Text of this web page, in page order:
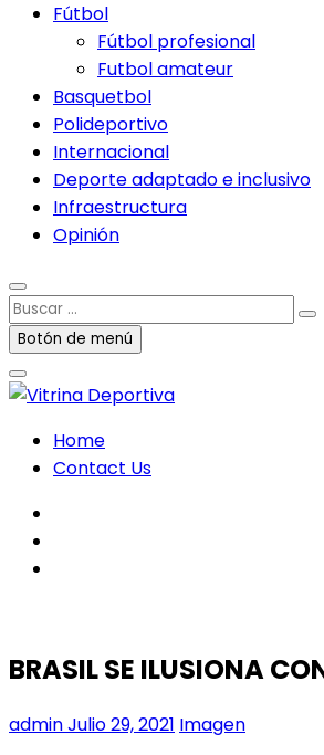
Fútbol
Fútbol profesional
Futbol amateur
Basquetbol
Polideportivo
Internacional
Deporte adaptado e inclusivo
Infraestructura
Opinión
Buscar
…Botón de menú
Home
Contact Us
BRASIL SE ILUSIONA
adminJulio 29, 2021 Imagen